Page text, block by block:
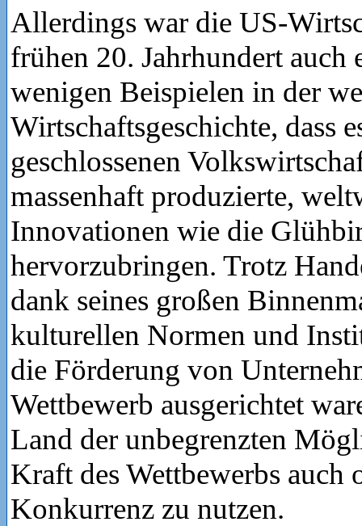
Allerdings war die US-
frühen 20. Jahrhundert auch
wenigen Beispielen in der
Wirtschaftsgeschichte, dass
geschlossenen
massenhaft produzierte,
Innovationen wie die
hervorzubringen. Trotz
dank seines großen
kulturellen Normen und
die Förderung von
Wettbewerb ausgerichtet
Land der unbegrenzten
Kraft des Wettbewerbs auch
Konkurrenz zu nutzen.